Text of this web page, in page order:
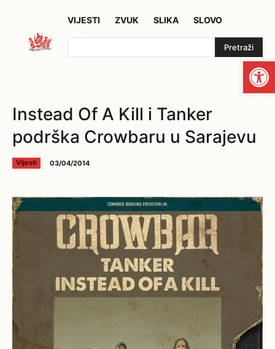
VIJESTI ZVUK SLIKA SLOVO
Pretraži
Instead Of A Kill i Tanker
podrška Crowbaru u Sarajevu
Vijesti 03/04/2014